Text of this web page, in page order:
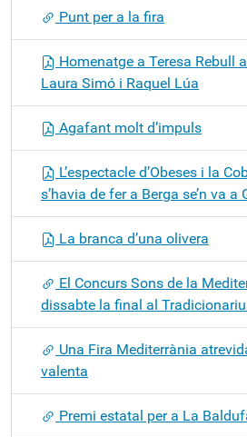
Punt per a la fira
Homenatge a Teresa Rebull
Laura Simó i Raquel Lúa
Agafant molt d’impuls
L’espectacle d’Obeses i la
s’havia de fer a Berga se’n va a
La branca d’una olivera
El Concurs Sons de la
dissabte la final al
Una Fira Mediterrània
valenta
Premi estatal per a La